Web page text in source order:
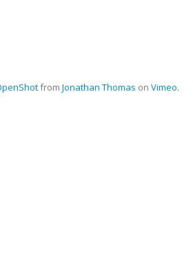
from Jonathan Thomas on Vimeo.